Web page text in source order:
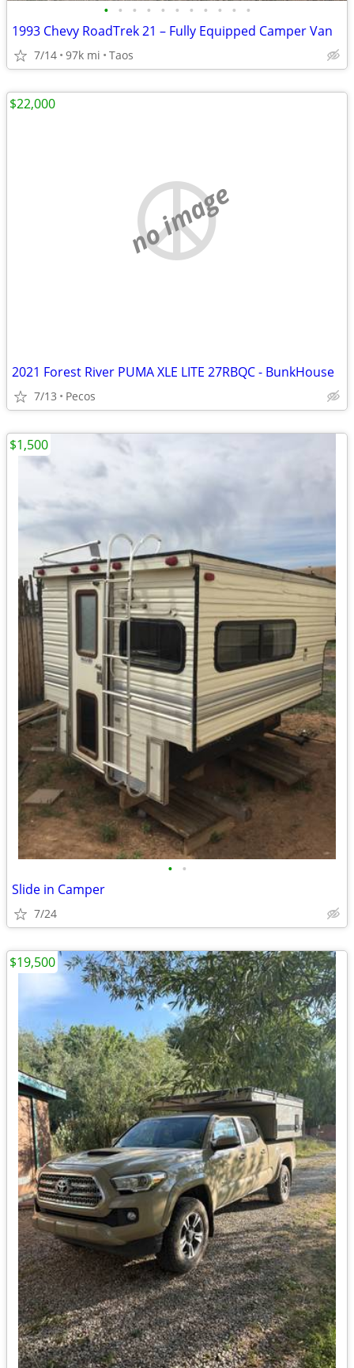
• • • • • • • • • • •
1993 Chevy RoadTrek 21 – Fully Equipped Camper Van
7/14 97k mi Taos
no image
2021 Forest River PUMA XLE LITE 27RBQC - BunkHouse
7/13 Pecos
$22,000
• •
Slide in Camper
7/24
$1,500
$19,500